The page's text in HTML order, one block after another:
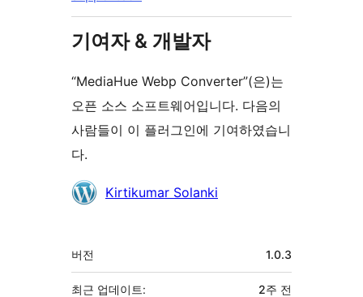
기여자 & 개발자
“MediaHue Webp Converter”(은)는
오픈 소스 소프트웨어입니다. 다음의
사람들이 이 플러그인에 기여하였습니
다.
기
Kirtikumar Solanki
기
초
버전 1.0.3
최근 업데이트: 2주 전